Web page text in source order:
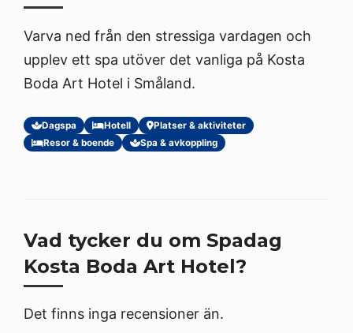
Varva ned från den stressiga vardagen och
upplev ett spa utöver det vanliga på Kosta
Boda Art Hotel i Småland.
Dagspa Hotell
Platser & aktiviteter
Resor & boende
Spa & avkoppling
Vad tycker du om Spadag
Kosta Boda Art Hotel?
Det finns inga recensioner än.